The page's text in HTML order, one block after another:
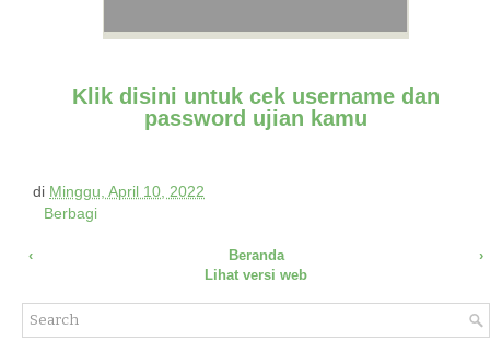
Klik disini untuk cek username dan
password ujian kamu
di Minggu, April 10, 2022
Berbagi
‹ ›
Beranda
Lihat versi web